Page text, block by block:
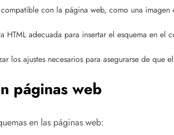
con la página web, como una imagen
HTML adecuada para insertar el esquema en el
los ajustes necesarios para asegurarse de que
páginas web
en las páginas web: